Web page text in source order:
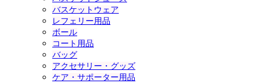
バスケットウェア
レフェリー用品
ボール
コート用品
バッグ
アクセサリー・グッズ
ケア・サポーター用品